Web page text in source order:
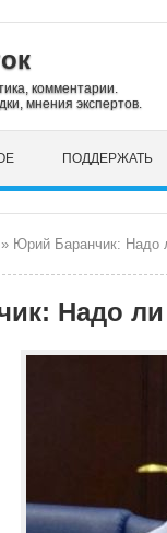
комментарии.
мнения экспертов.
ПОДДЕРЖАТЬ
» Юрий Баранчик: Надо
Надо